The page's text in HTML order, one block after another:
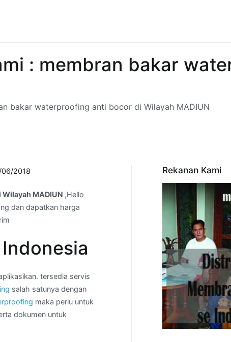
: membran bakar
bakar waterproofing anti bocor di Wilayah MADIUN
06/2018
MADIUN ,Hello
dan dapatkan harga
tersedia servis
salah satunya dengan
maka perlu untuk
dokumen untuk
Rekanan Kami